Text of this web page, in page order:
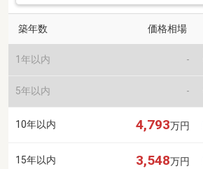
築年数 価格相場
1年以内 -
5年以内 -
10年以内 4,793万円
15年以内 3,548万円